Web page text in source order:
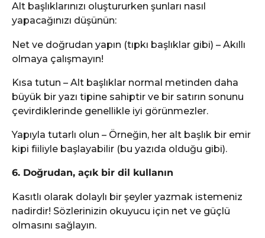
Alt başlıklarınızı oluştururken şunları nasıl
yapacağınızı düşünün:
Net ve doğrudan yapın (tıpkı başlıklar gibi) – Akıllı
olmaya çalışmayın!
Kısa tutun – Alt başlıklar normal metinden daha
büyük bir yazı tipine sahiptir ve bir satırın sonunu
çevirdiklerinde genellikle iyi görünmezler.
Yapıyla tutarlı olun – Örneğin, her alt başlık bir emir
kipi fiiliyle başlayabilir (bu yazıda olduğu gibi).
6. Doğrudan, açık bir dil kullanın
Kasıtlı olarak dolaylı bir şeyler yazmak istemeniz
nadirdir! Sözlerinizin okuyucu için net ve güçlü
olmasını sağlayın.